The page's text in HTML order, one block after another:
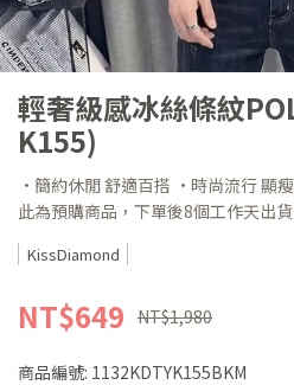
輕奢級感冰絲條紋
K155)
·簡約休閒 舒適百搭 ·時尚流行 顯
此為預購商品，下單後8個工作天出貨
KissDiamond
NT$649 NT$1,980
商品編號: 1132KDTYK155BKM